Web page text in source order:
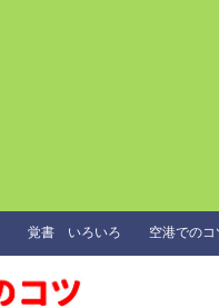
覚書 いろいろ 空港での